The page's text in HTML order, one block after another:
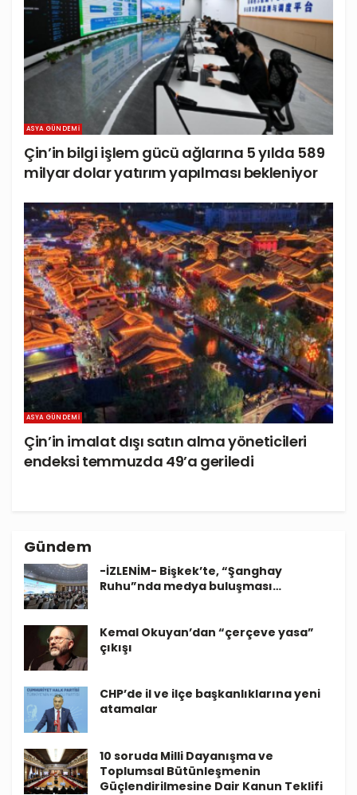
ASYA GÜNDEMI
Çin’in bilgi işlem gücü ağlarına 5 yılda 589
milyar dolar yatırım yapılması bekleniyor
ASYA GÜNDEMI
Çin’in imalat dışı satın alma yöneticileri
endeksi temmuzda 49’a geriledi
Gündem
-İZLENİM- Bişkek’te, “Şanghay
Ruhu”nda medya buluşması…
Kemal Okuyan’dan “çerçeve yasa”
çıkışı
CHP’de il ve ilçe başkanlıklarına yeni
atamalar
10 soruda Milli Dayanışma ve
Toplumsal Bütünleşmenin
Güçlendirilmesine Dair Kanun Teklifi